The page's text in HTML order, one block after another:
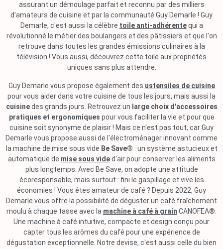
assurant un démoulage parfait et reconnu par des milliers
d'amateurs de cuisine et par la communauté Guy Demarle ! Guy
Demarle, c'est aussi la célèbre toile anti-adhérentequi a
révolutionné le métier des boulangers et des pâtissiers et que l'on
retrouve dans toutes les grandes émissions culinaires à la
télévision ! Vous aussi, découvrez cette toile aux propriétés
uniques sans plus attendre.
Guy Demarle vous propose également des ustensiles de cuisine
pour vous aider dans votre cuisine de tous les jours, mais aussi la
cuisinedes grands jours. Retrouvez un large choix d'accessoires
pratiques et ergonomiques pour vous faciliter la vie et pour que
cuisine soit synonyme de plaisir ! Mais ce n'est pas tout, car Guy
Demarle vous propose aussi de l'électroménager innovant comme
la machine de mise sous vide Be Save® : un système astucieux et
automatique de mise sous vided'air pour conserver les aliments
plus longtemps. Avec Be Save, on adopte une attitude
écoresponsable, mais surtout : fini le gaspillage et vive les
économies ! Vous êtes amateur de café ? Depuis 2022, Guy
Demarle vous offre la possibilité de déguster un café fraîchement
moulu à chaque tasse avec la machine à café à grain CANOFEA®.
Une machine à café intuitive, compacte et design conçu pour
capter tous les arômes du café pour une expérience de
dégustation exceptionnelle. Notre devise, c'est aussi celle du bien